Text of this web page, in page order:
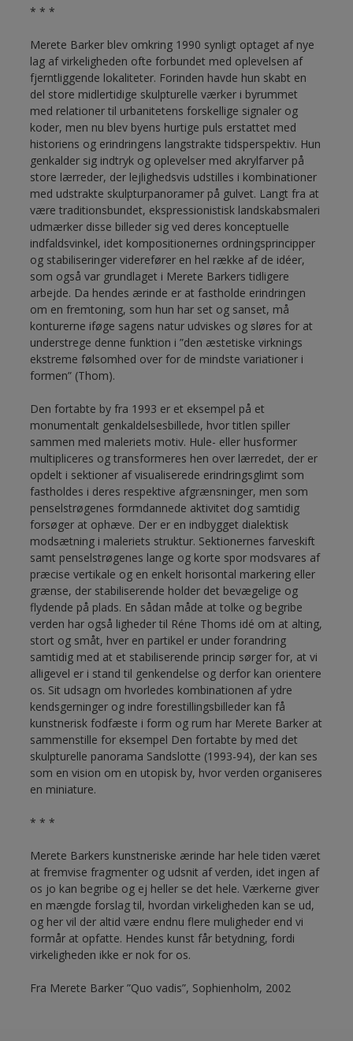
* * *
Merete Barker blev omkring 1990 synligt optaget af nye
lag af virkeligheden ofte forbundet med oplevelsen af
fjerntliggende lokaliteter. Forinden havde hun skabt en
del store midlertidige skulpturelle værker i byrummet
med relationer til urbanitetens forskellige signaler og
koder, men nu blev byens hurtige puls erstattet med
historiens og erindringens langstrakte tidsperspektiv. Hun
genkalder sig indtryk og oplevelser med akrylfarver på
store lærreder, der lejlighedsvis udstilles i kombinationer
med udstrakte skulpturpanoramer på gulvet. Langt fra at
være traditionsbundet, ekspressionistisk landskabsmaleri
udmærker disse billeder sig ved deres konceptuelle
indfaldsvinkel, idet kompositionernes ordningsprincipper
og stabiliseringer viderefører en hel række af de idéer,
som også var grundlaget i Merete Barkers tidligere
arbejde. Da hendes ærinde er at fastholde erindringen
om en fremtoning, som hun har set og sanset, må
konturerne iføge sagens natur udviskes og sløres for at
understrege denne funktion i ”den æstetiske virknings
ekstreme følsomhed over for de mindste variationer i
formen” (Thom).
Den fortabte by fra 1993 er et eksempel på et
monumentalt genkaldelsesbillede, hvor titlen spiller
sammen med maleriets motiv. Hule- eller husformer
multipliceres og transformeres hen over lærredet, der er
opdelt i sektioner af visualiserede erindringsglimt som
fastholdes i deres respektive afgrænsninger, men som
penselstrøgenes formdannede aktivitet dog samtidig
forsøger at ophæve. Der er en indbygget dialektisk
modsætning i maleriets struktur. Sektionernes farveskift
samt penselstrøgenes lange og korte spor modsvares af
præcise vertikale og en enkelt horisontal markering eller
grænse, der stabiliserende holder det bevægelige og
flydende på plads. En sådan måde at tolke og begribe
verden har også ligheder til Réne Thoms idé om at alting,
stort og småt, hver en partikel er under forandring
samtidig med at et stabiliserende princip sørger for, at vi
alligevel er i stand til genkendelse og derfor kan orientere
os. Sit udsagn om hvorledes kombinationen af ydre
kendsgerninger og indre forestillingsbilleder kan få
kunstnerisk fodfæste i form og rum har Merete Barker at
sammenstille for eksempel Den fortabte by med det
skulpturelle panorama Sandslotte (1993-94), der kan ses
som en vision om en utopisk by, hvor verden organiseres
en miniature.
* * *
Merete Barkers kunstneriske ærinde har hele tiden været
at fremvise fragmenter og udsnit af verden, idet ingen af
os jo kan begribe og ej heller se det hele. Værkerne giver
en mængde forslag til, hvordan virkeligheden kan se ud,
og her vil der altid være endnu flere muligheder end vi
formår at opfatte. Hendes kunst får betydning, fordi
virkeligheden ikke er nok for os.
Fra Merete Barker ”Quo vadis”, Sophienholm, 2002